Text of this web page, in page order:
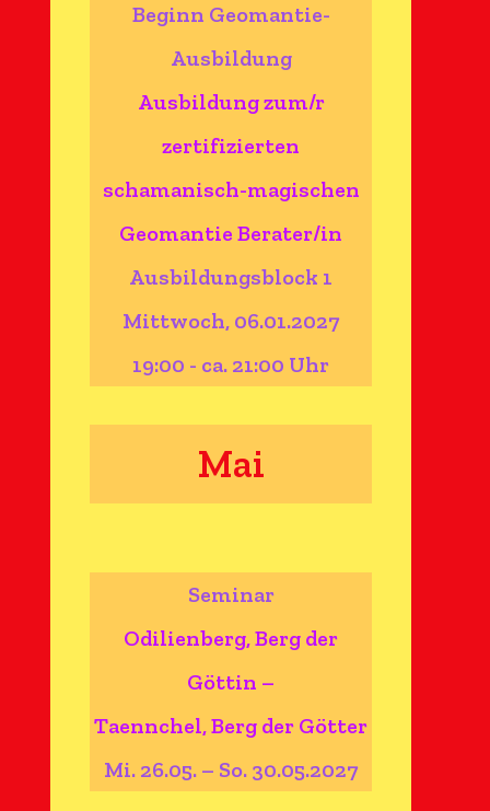
Beginn Geomantie-
Ausbildung
Ausbildung zum/r
zertifizierten
schamanisch-magischen
Geomantie Berater/in
Ausbildungsblock 1
Mittwoch, 06.01.2027
19:00 - ca. 21:00 Uhr
Mai
Seminar
Odilienberg, Berg der
Göttin –
Taennchel, Berg der Götter
Mi. 26.05. – So. 30.05.2027